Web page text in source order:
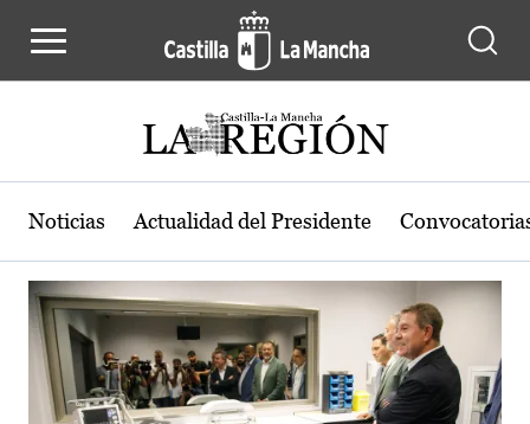
Actualidad de la región de Castilla-
Noticias Actualidad del Presidente